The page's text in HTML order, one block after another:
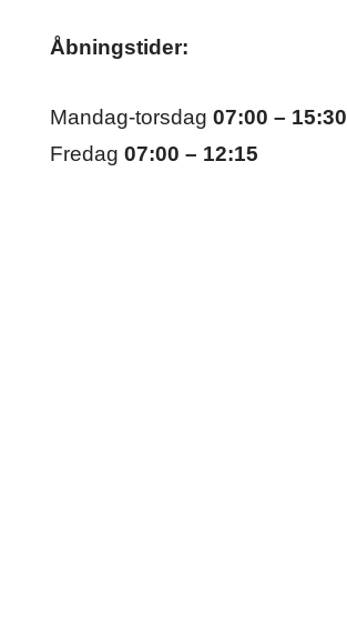
Åbningstider:
Mandag-torsdag 07:00 – 15:30
Fredag 07:00 – 12:15